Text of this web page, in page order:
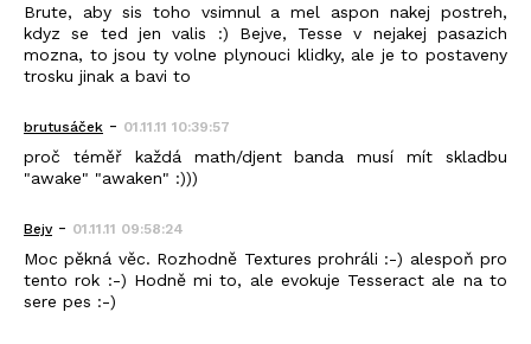
Brute, aby sis toho vsimnul a mel aspon nakej postreh,
kdyz se ted jen valis :) Bejve, Tesse v nejakej pasazich
mozna, to jsou ty volne plynouci klidky, ale je to postaveny
trosku jinak a bavi to
brutusáček - 01.11.11 10:39:57
proč téměř každá math/djent banda musí mít skladbu
"awake" "awaken" :)))
Bejv- 01.11.11 09:58:24
Moc pěkná věc. Rozhodně Textures prohráli :-) alespoň pro
tento rok :-) Hodně mi to, ale evokuje Tesseract ale na to
sere pes :-)